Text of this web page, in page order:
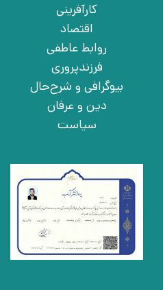
کارآفرینی
اقتصاد
روابط عاطفی
فرزندپروری
بیوگرافی و شرح‌حال
دین و عرفان
سیاست